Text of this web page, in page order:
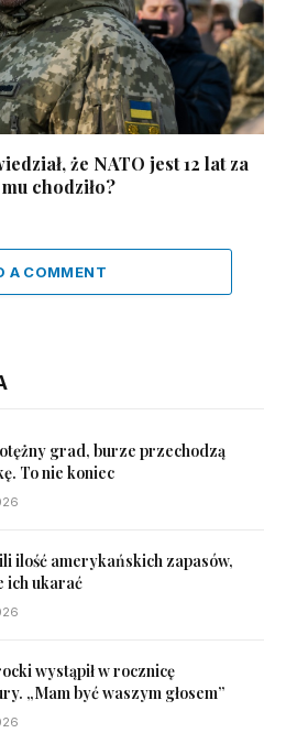
że NATO jest 12 lat za
chodziło?
A COMMENT
grad, burze przechodzą
To nie koniec
ilość amerykańskich zapasów,
ich ukarać
wystąpił w rocznicę
„Mam być waszym głosem”